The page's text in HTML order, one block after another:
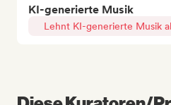
KI-generierte Musik
Lehnt KI-generierte Musik